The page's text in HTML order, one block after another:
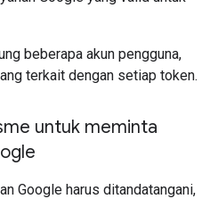
beberapa akun pengguna,
terkait dengan setiap token.
untuk meminta
Google harus ditandatangani,